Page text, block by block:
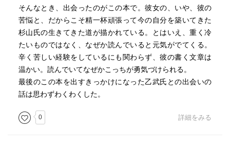
そんなとき、出会ったのがこの本で。彼女の、いや、彼の
苦悩と、だからこそ精一杯頑張って今の自分を築いてきた
杉山氏の生きてきた道が描かれている。とはいえ、重く冷
たいものではなく、なぜか読んでいると元気がでてくる。
辛く苦しい経験をしているにも関わらず、彼の書く文章は
温かい。読んでいてなぜかこっちが勇気づけられる。
最後のこの本を出すきっかけになった乙武氏との出会いの
話は思わずわくわくした。
0 詳細をみる